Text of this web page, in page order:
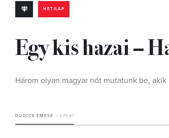
HETILAP
Egy kis hazai –
Három olyan magyar nőt mutatunk be,
DUDICS EMESE 6 PERC